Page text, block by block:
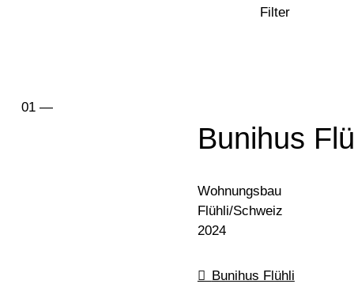
Filter
Bunihus
Wohnungsbau
Flühli/Schweiz
2024
Bunihus Flühli